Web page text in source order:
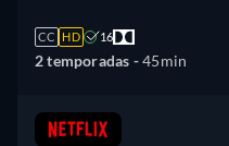
CC HD 16
2 temporadas -45min